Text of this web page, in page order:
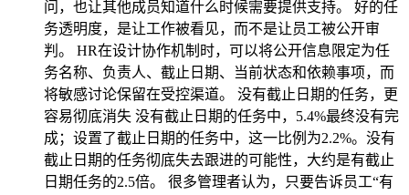
问，也让其他成员知道什么时候需要提供支持。 好的任
务透明度，是让工作被看见，而不是让员工被公开审
判。 HR在设计协作机制时，可以将公开信息限定为任
务名称、负责人、截止日期、当前状态和依赖事项，而
将敏感讨论保留在受控渠道。 没有截止日期的任务，更
容易彻底消失 没有截止日期的任务中，5.4%最终没有完
成；设置了截止日期的任务中，这一比例为2.2%。没有
截止日期的任务彻底失去跟进的可能性，大约是有截止
日期任务的2.5倍。 很多管理者认为，只要告诉员工“有